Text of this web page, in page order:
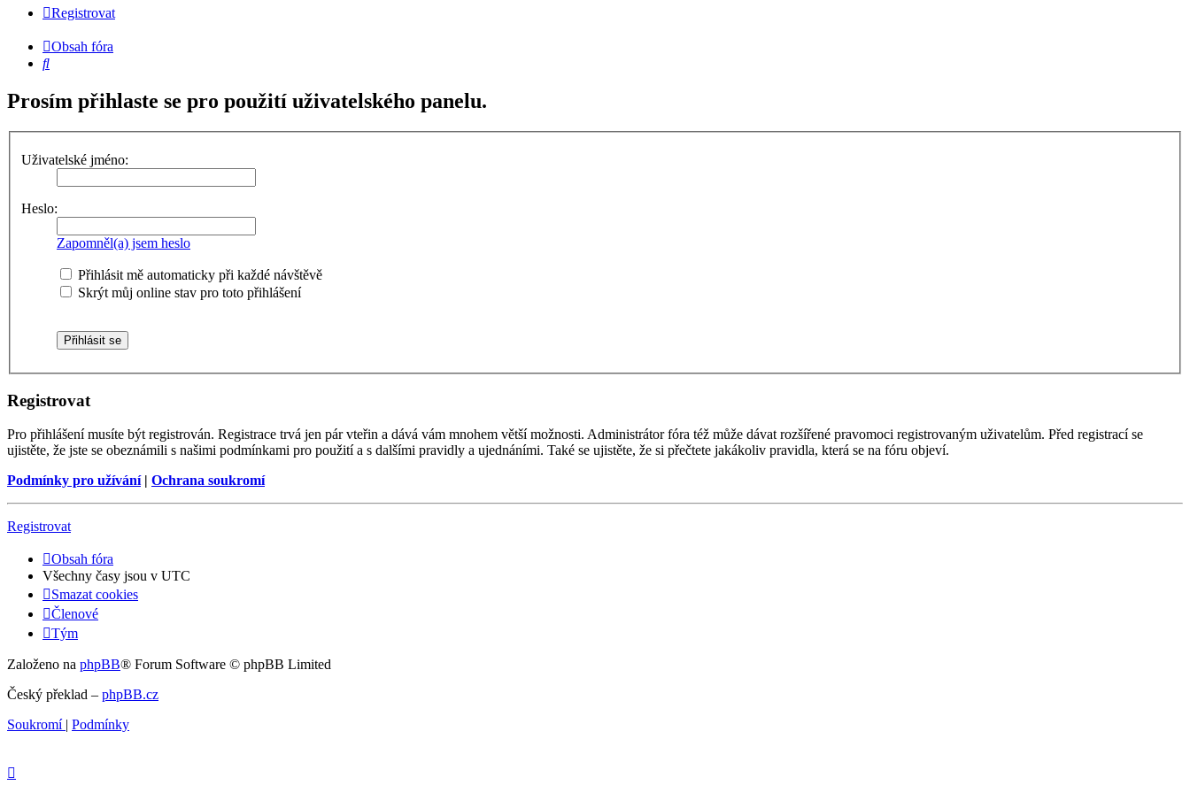
Registrovat
Obsah fóra
Hledat
Prosím přihlaste se pro použití uživatelského panelu.
Uživatelské jméno:
Heslo:
Zapomněl(a) jsem heslo
Přihlásit mě automaticky při každé návštěvě
Skrýt můj online stav pro toto přihlášení
Registrovat
Pro přihlášení musíte být registrován. Registrace trvá jen pár vteřin a dává vám mnohem větší možnosti. Administrátor fóra též může dávat rozšířené pravomoci registrovaným uživatelům. Před registrací se
ujistěte, že jste se obeznámili s našimi podmínkami pro použití a s dalšími pravidly a ujednáními. Také se ujistěte, že si přečtete jakákoliv pravidla, která se na fóru objeví.
Podmínky pro užívání| Ochrana soukromí
Registrovat
Obsah fóra
Všechny časy jsou v UTC
Smazat cookies
Členové
Tým
Založeno na phpBB® Forum Software © phpBB Limited
Český překlad – phpBB.cz
Soukromí | Podmínky